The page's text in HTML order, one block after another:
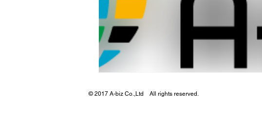
© 2017 A-biz Co.,Ltd All rights reserved.